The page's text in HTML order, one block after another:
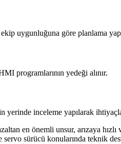
uygunluğuna göre planlama
programlarının yedeği alınır.
yerinde inceleme yapılarak
en önemli unsur, arızaya
sürücü konularında teknik